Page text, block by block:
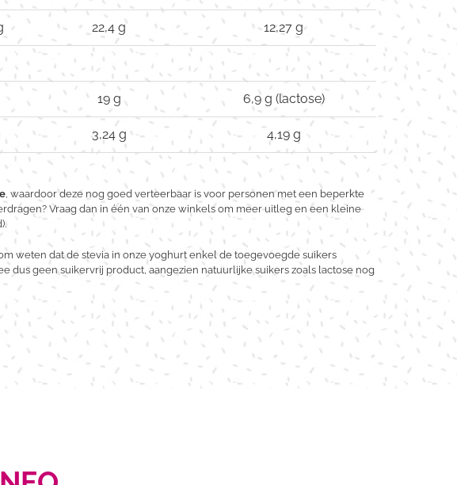
22,4 g 12,27 g
19 g 6,9 g (lactose)
3,24 g 4,19 g
, waardoor deze nog goed verteerbaar is voor personen met een beperkte
Vraag dan in één van onze winkels om meer uitleg en een kleine
weten dat de stevia in onze yoghurt enkel de toegevoegde suikers
dus geen suikervrij product, aangezien natuurlijke suikers zoals lactose nog